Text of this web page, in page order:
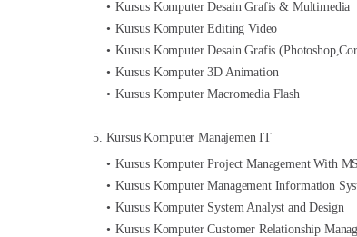
Kursus Komputer Desain Grafis & Multimedia
Kursus Komputer Editing Video
Kursus Komputer Desain Grafis
Kursus Komputer 3D Animation
Kursus Komputer Macromedia Flash
5. Kursus Komputer Manajemen IT
Kursus Komputer Project Management With
Kursus Komputer Management Information
Kursus Komputer System Analyst and Design
Kursus Komputer Customer Relationship